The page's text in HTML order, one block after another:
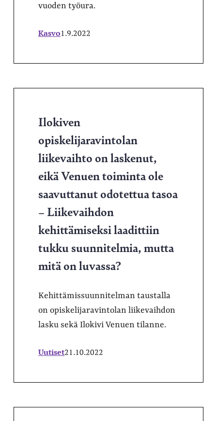
vuoden työura.
Kasvo1.9.2022
Ilokiven
opiskelijaravintolan
liikevaihto on laskenut,
eikä Venuen toiminta ole
saavuttanut odotettua tasoa
– Liikevaihdon
kehittämiseksi laadittiin
tukku suunnitelmia, mutta
mitä on luvassa?
Kehittämissuunnitelman taustalla
on opiskelijaravintolan liikevaihdon
lasku sekä Ilokivi Venuen tilanne.
Uutiset21.10.2022